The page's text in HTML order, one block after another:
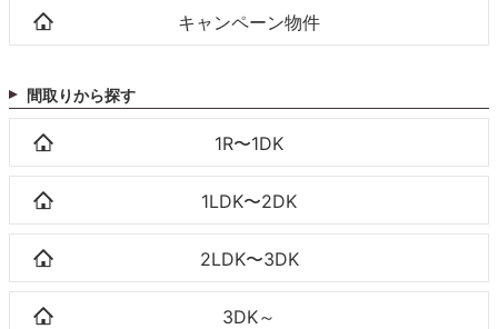
キャンペーン物件
間取りから探す
1R〜1DK
1LDK〜2DK
2LDK〜3DK
3DK～